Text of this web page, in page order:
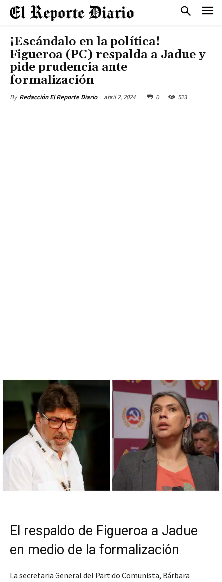
¡Escándalo en la política!
Figueroa (PC) respalda a Jadue y
pide prudencia ante
formalización
By Redacción El Reporte Diario abril 2, 2024 0 523
El respaldo de Figueroa a Jadue
en medio de la formalización
La secretaria General del Partido Comunista, Bárbara